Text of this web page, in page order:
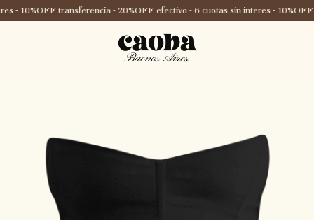
10%OFF transferencia - 20%OFF efectivo - 6 cuotas sin interes -